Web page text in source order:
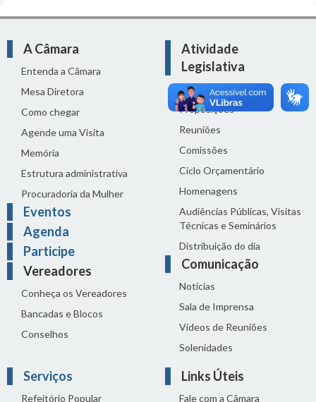
A Câmara
Entenda a Câmara
Mesa Diretora
Como chegar
Agende uma Visita
Memória
Estrutura administrativa
Procuradoria da Mulher
Eventos
Agenda
Participe
Vereadores
Conheça os Vereadores
Bancadas e Blocos
Conselhos
Atividade
Legislativa
Legislação
Proposições
Reuniões
Comissões
Ciclo Orçamentário
Homenagens
Audiências Públicas, Visitas
Técnicas e Seminários
Distribuição do dia
Comunicação
Notícias
Sala de Imprensa
Vídeos de Reuniões
Solenidades
Serviços
Refeitório Popular
Links Úteis
Fale com a Câmara